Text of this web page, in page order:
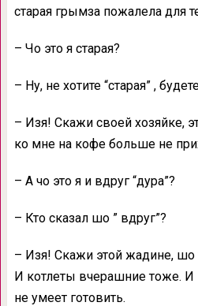
старая грымза пожалела для
– Чо это я старая?
– Ну, не хотите “старая” ,
– Изя! Скажи своей хозяйке,
ко мне на кофе больше не
– А чо это я и вдруг “дура”?
– Кто сказал шо ” вдруг”?
– Изя! Скажи этой жадине, шо
И котлеты вчерашние тоже.
не умеет готовить.